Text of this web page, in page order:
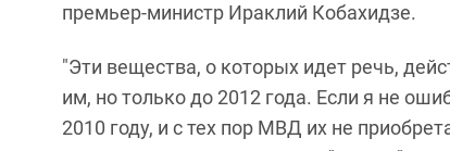
премьер-министр Ираклий Кобахидзе.
"Эти вещества, о которых идет речь,
им, но только до 2012 года. Если я не
2010 году, и с тех пор МВД их не